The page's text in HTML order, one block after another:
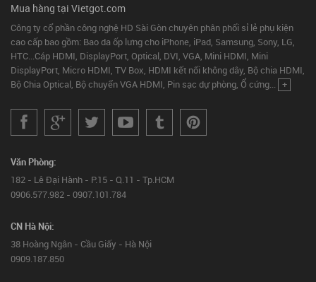
Mua hàng tại Vietgot.com
Công ty cổ phần công nghệ HD Sài Gòn chuyên phân phối sỉ lẻ phụ kiện
cao cấp bao gồm: Bao da ốp lưng cho iPhone, iPad, Samsung, Sony, LG,
HTC...Cáp HDMI, DisplayPort, Optical, DVI, VGA, Mini HDMI, Mini
DisplayPort, Micro HDMI, TV Box, HDMI kết nối không dây, Bộ chia HDMI,
Bộ Chia Optical, Bộ chuyển VGA HDMI, Pin sạc dự phòng, Ổ cứng... +
Văn Phòng:
182 - Lê Đại Hành - P.15 - Q.11 - Tp.HCM
0906.577.982 - 0907.101.784
CN Hà Nội:
38 Hoàng Ngân - Cầu Giấy - Hà Nội
0909.187.850